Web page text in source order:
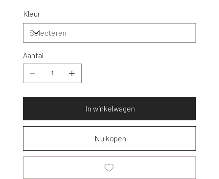
Kleur
Aantal
In winkelwagen
Nu kopen